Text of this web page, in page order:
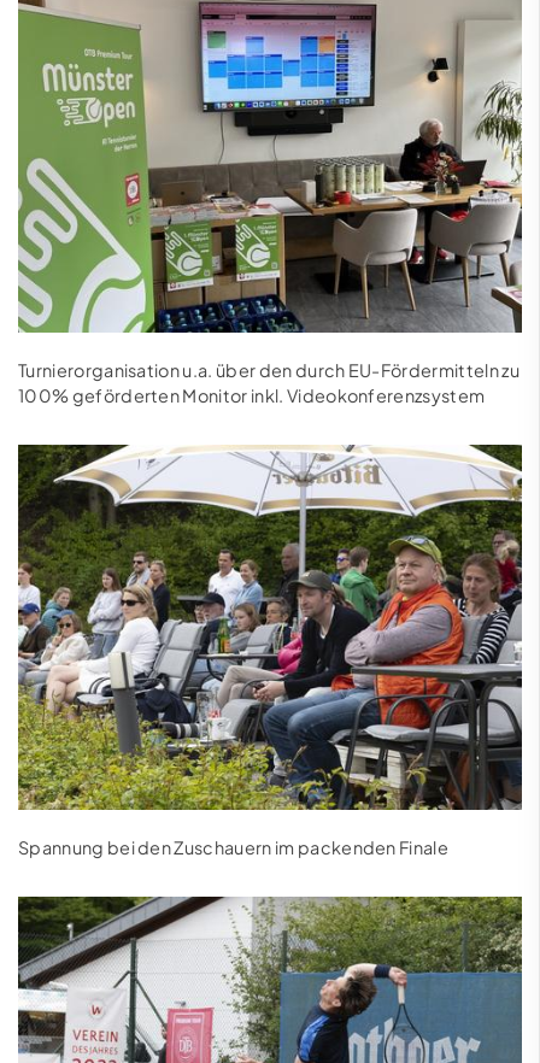
Turnierorganisation u.a. über den durch EU-Fördermitteln zu
100% geförderten Monitor inkl. Videokonferenzsystem
Spannung bei den Zuschauern im packenden Finale